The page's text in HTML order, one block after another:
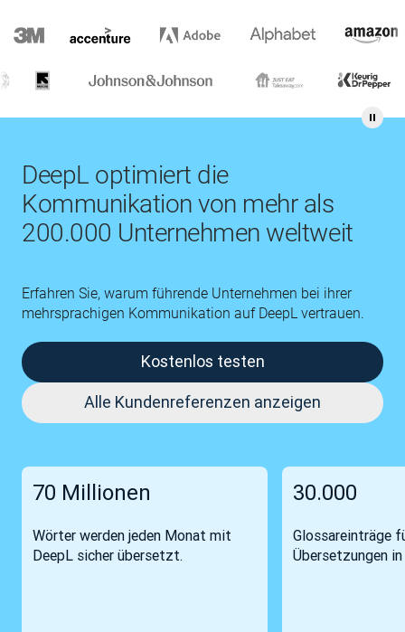
DeepL optimiert die
Kommunikation von mehr als
200.000 Unternehmen weltweit
Erfahren Sie, warum führende Unternehmen bei ihrer
mehrsprachigen Kommunikation auf DeepL vertrauen.
Kostenlos testen
Alle Kundenreferenzen anzeigen
70 Millionen
Wörter werden jeden Monat mit
DeepL sicher übersetzt.
30.000
Glossareinträge
Übersetzungen